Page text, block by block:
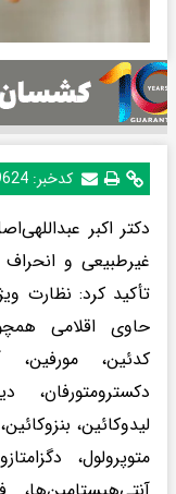
کدخبر:
دکتر اکبر
غیرطبیعی و
تأکید کرد: نظارت
حاوی اقلامی
کدئین، مورفین،
دکسترومتورفان،
لیدوکائین،
متوپرولول،